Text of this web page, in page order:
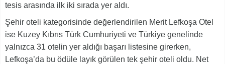
tesis arasında ilk iki sırada yer aldı.
Şehir oteli kategorisinde değerlendirilen Merit Lefkoşa Otel
ise Kuzey Kıbrıs Türk Cumhuriyeti ve Türkiye genelinde
yalnızca 31 otelin yer aldığı başarı listesine girerken,
Lefkoşa’da bu ödüle layık görülen tek şehir oteli oldu. Net